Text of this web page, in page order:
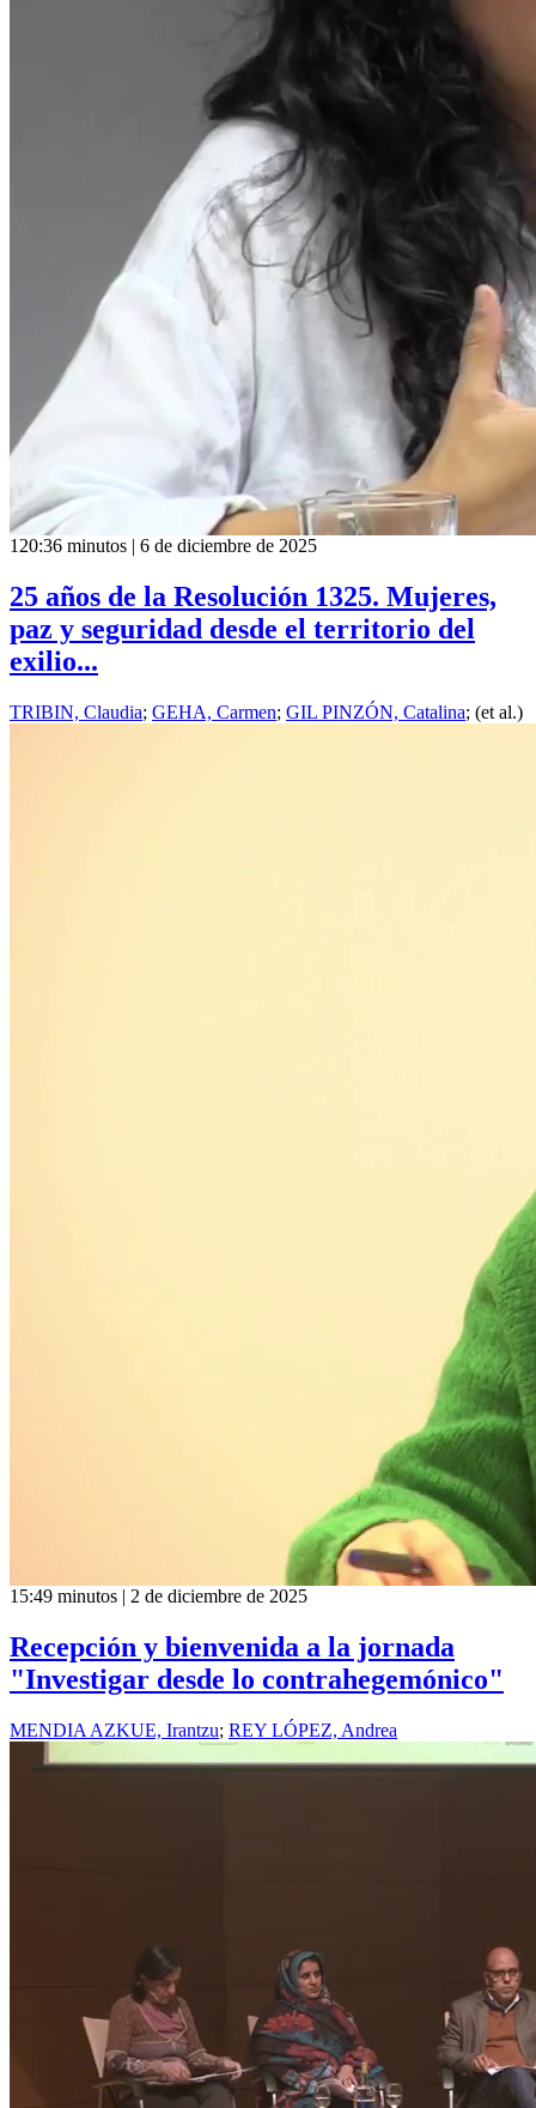
120:36 minutos | 6 de diciembre de 2025
25 años de la Resolución 1325. Mujeres,
paz y seguridad desde el territorio del
exilio...
TRIBIN, Claudia; GEHA, Carmen; GIL PINZÓN, Catalina; (et al.)
15:49 minutos | 2 de diciembre de 2025
Recepción y bienvenida a la jornada
"Investigar desde lo contrahegemónico"
MENDIA AZKUE, Irantzu; REY LÓPEZ, Andrea